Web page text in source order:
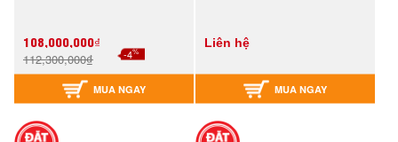
108,000,000₫
112,300,000₫ -4%
MUA NGAY
Liên hệ
MUA NGAY